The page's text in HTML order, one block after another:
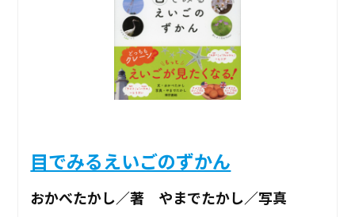
目でみるえいごのずかん
おかべたかし／著 やまでたかし／写真